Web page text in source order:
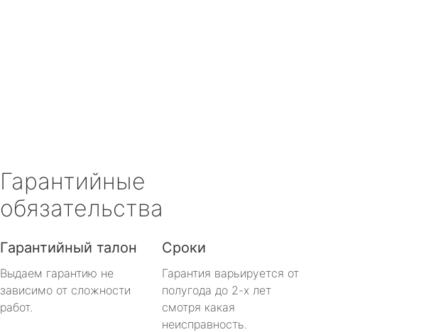
Гарантийные
обязательства
Гарантийный талон
Выдаем гарантию не
зависимо от сложности
работ.
Сроки
Гарантия варьируется от
полугода до 2-х лет
смотря какая
неисправность.